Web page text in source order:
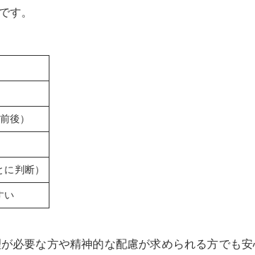
す。
後）
判断）
い
必要な方や精神的な配慮が求められる方でも安